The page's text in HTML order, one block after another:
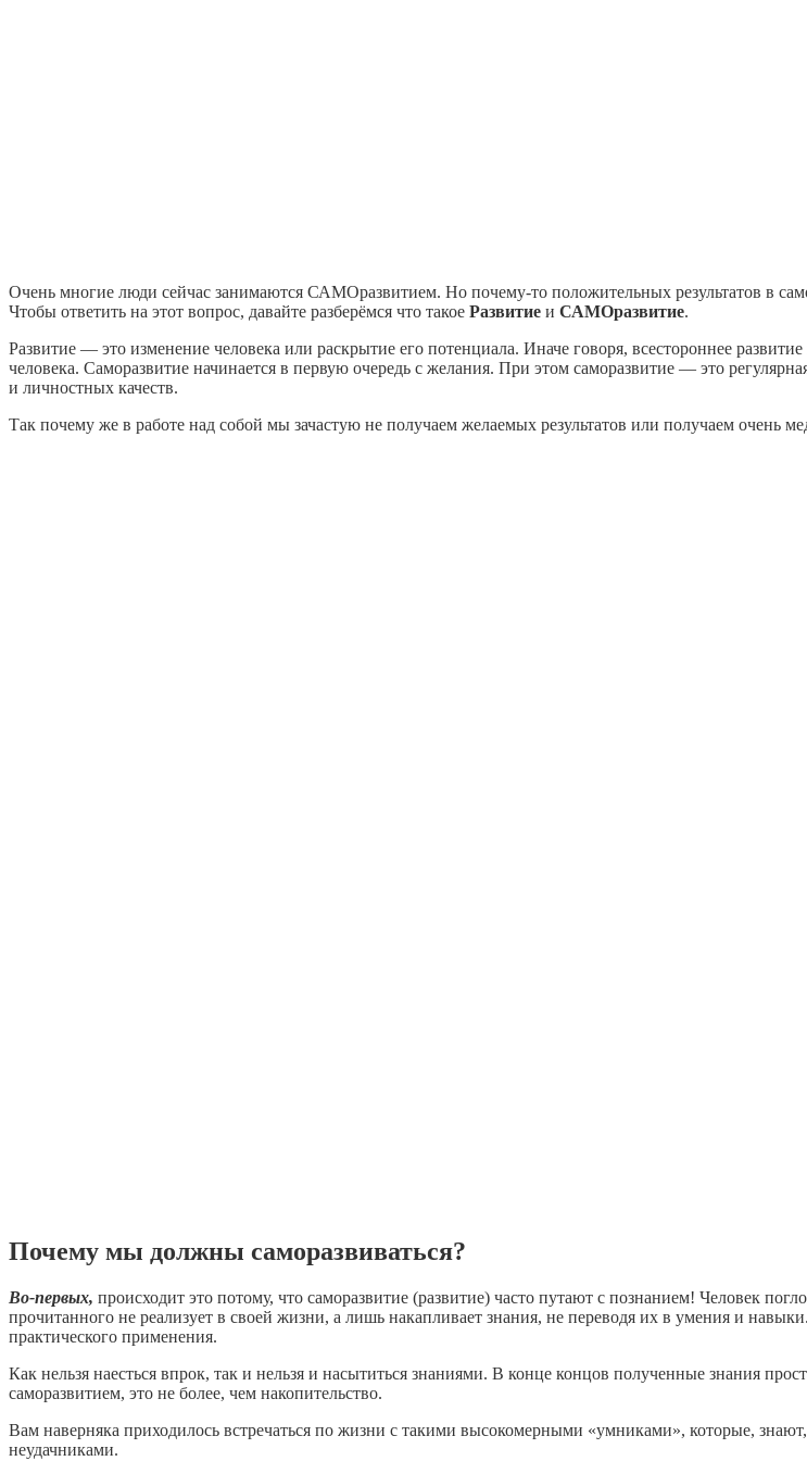
Очень многие люди сейчас занимаются САМОразвитием. Но почему-то положительных результатов в
Чтобы ответить на этот вопрос, давайте разберёмся что такое Развитие и САМОразвитие.
Развитие — это изменение человека или раскрытие его потенциала. Иначе говоря, всестороннее
человека. Саморазвитие начинается в первую очередь с желания. При этом саморазвитие — это
и личностных качеств.
Так почему же в работе над собой мы зачастую не получаем желаемых результатов или получаем очень
Почему мы должны саморазвиваться?
Во-первых, происходит это потому, что саморазвитие (развитие) часто путают с познанием! Человек
прочитанного не реализует в своей жизни, а лишь накапливает знания, не переводя их в умения и
практического применения.
Как нельзя наесться впрок, так и нельзя и насытиться знаниями. В конце концов полученные знания
саморазвитием, это не более, чем накопительство.
Вам наверняка приходилось встречаться по жизни с такими высокомерными «умниками», которые,
неудачниками.